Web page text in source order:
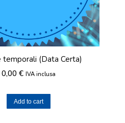
temporali (Data Certa)
0,00 € IVA inclusa
Add to cart